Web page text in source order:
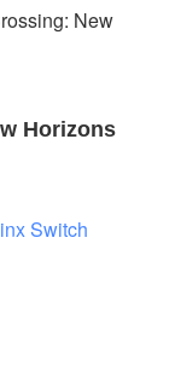
New
Horizons
Switch